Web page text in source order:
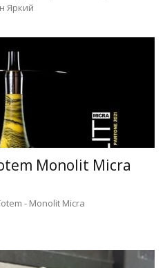
Яркий
Monolit Micra
- Monolit Micra